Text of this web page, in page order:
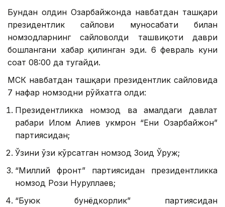
Бундан олдин Озарбайжонда навбатдан ташқари
президентлик сайлови муносабати билан
номзодларнинг сайловолди ташвиқоти даври
бошлангани хабар қилинган эди. 6 февраль куни
соат 08:00 да тугайди.
МСК навбатдан ташқари президентлик сайловида
7 нафар номзодни рўйхатга олди:
Президентликка номзод ва амалдаги давлат
раҳбари Илҳом Алиев ҳукмрон “Ени Озарбайжон”
партиясидан;
Ўзини ўзи кўрсатган номзод Зоҳид Ўруж;
“Миллий фронт” партиясидан президентликка
номзод Рози Нуруллаев;
“Буюк бунёдкорлик” партиясидан